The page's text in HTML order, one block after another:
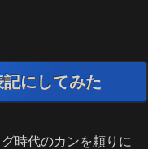
記にしてみた
時代のカンを頼りに